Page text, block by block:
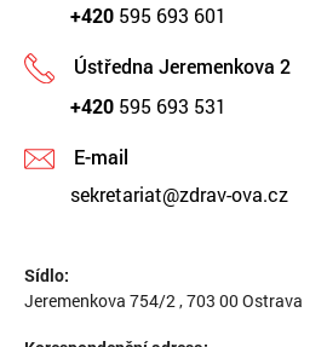
+420 595 693 601
Ústředna Jeremenkova 2
+420 595 693 531
E-mail
sekretariat@zdrav-ova.cz
Sídlo:
Jeremenkova 754/2 , 703 00 Ostrava